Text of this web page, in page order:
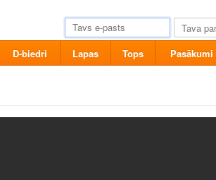
D-biedri Lapas Tops Pasākumi